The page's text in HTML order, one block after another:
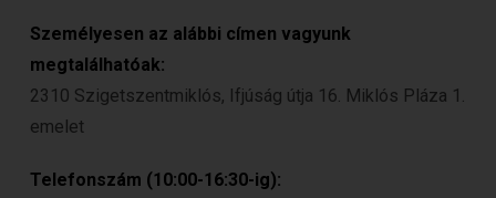
Személyesen az alábbi címen vagyunk
megtalálhatóak:
2310 Szigetszentmiklós, Ifjúság útja 16. Miklós Pláza 1.
emelet
Telefonszám (10:00-16:30-ig):